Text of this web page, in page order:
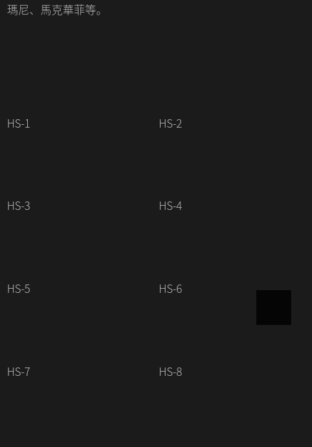
瑪尼、馬克華菲等。
HS-1 HS-2
HS-3 HS-4
HS-5 HS-6
HS-7 HS-8